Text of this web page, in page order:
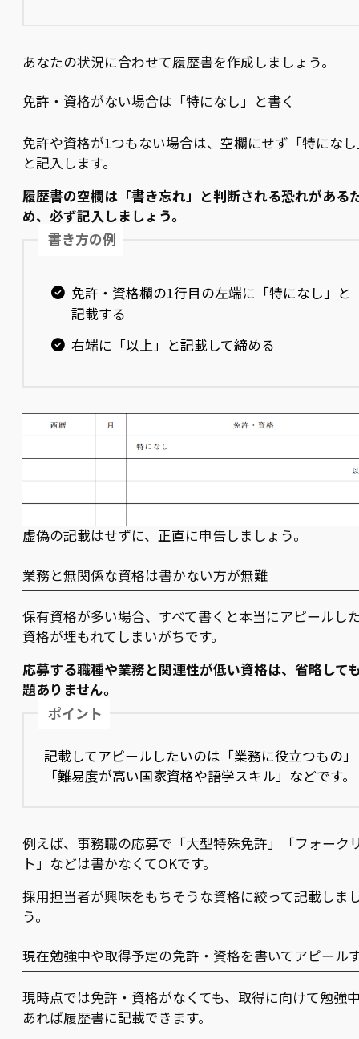
あなたの状況に合わせて履歴書を作成しましょう。
免許・資格がない場合は「特になし」と書く
免許や資格が1つもない場合は、空欄にせず「特にな
と記入します。
履歴書の空欄は「書き忘れ」と判断される恐れがある
め、必ず記入しましょう。
書き方の例
免許・資格欄の1行目の左端に「特になし」と
記載する
右端に「以上」と記載して締める
虚偽の記載はせずに、正直に申告しましょう。
業務と無関係な資格は書かない方が無難
保有資格が多い場合、すべて書くと本当にアピールし
資格が埋もれてしまいがちです。
応募する職種や業務と関連性が低い資格は、省略して
題ありません。
ポイント
記載してアピールしたいのは「業務に役立つもの」
「難易度が高い国家資格や語学スキル」などです。
例えば、事務職の応募で「大型特殊免許」「フォーク
ト」などは書かなくてOKです。
採用担当者が興味をもちそうな資格に絞って記載しま
う。
現在勉強中や取得予定の免許・資格を書いてアピール
現時点では免許・資格がなくても、取得に向けて勉強
あれば履歴書に記載できます。